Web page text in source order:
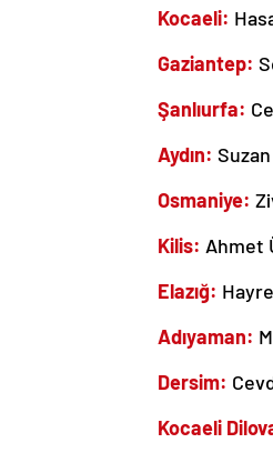
Kocaeli:
Gaziantep:
Şanlıurfa:
Aydın:
Osmaniye:
Kilis: Ahmet
Elazığ:
Adıyaman:
Dersim:
Kocaeli